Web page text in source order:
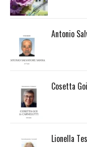
Antonio
Cosetta Goi
Lionella